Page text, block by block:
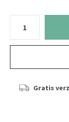
Gratis